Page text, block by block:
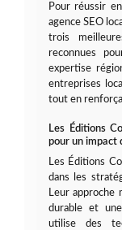
Pour réussir
agence SEO
trois
reconnues
expertise
entreprises
tout en
Les Éditions
pour un impact
Les Éditions
dans les
Leur approche
durable et
utilise des